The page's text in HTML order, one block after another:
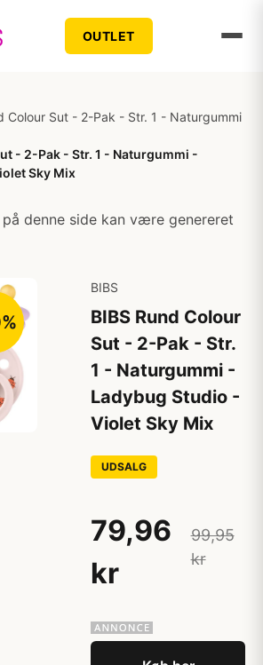
OUTLET
Colour Sut - 2-Pak - Str. 1 - Naturgummi
- 2-Pak - Str. 1 - Naturgummi -
Sky Mix
denne side kan være genereret
BIBS
BIBS Rund Colour
Sut - 2-Pak - Str.
1 - Naturgummi -
Ladybug Studio -
Violet Sky Mix
UDSALG
79,96
kr
99,95
kr